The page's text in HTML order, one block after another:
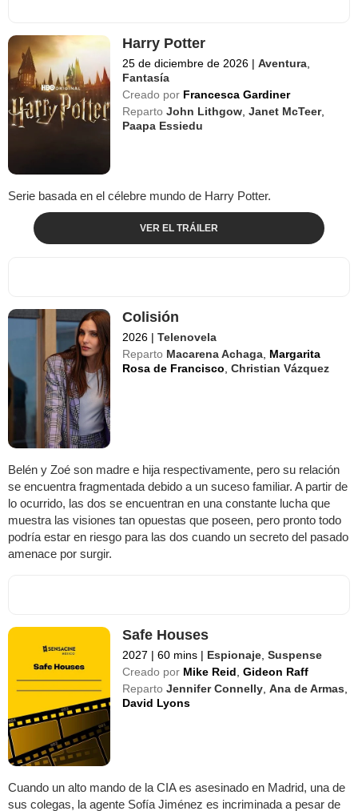
Harry Potter
25 de diciembre de 2026 | Aventura
Fantasía
Creado por Francesca Gardiner
Reparto John Lithgow ,Janet McTeer,
Paapa Essiedu
Serie basada en el célebre mundo de Harry Potter.
VER EL TRÁILER
Colisión
2026 | Telenovela
Reparto Macarena Achaga Margarita
Rosa de Francisco ,Christian Vázquez
Belén y Zoé son madre e hija respectivamente, pero su relación
se encuentra fragmentada debido a un suceso familiar. A partir de
lo ocurrido, las dos se encuentran en una constante lucha que
muestra las visiones tan opuestas que poseen, pero pronto todo
podría estar en riesgo para las dos cuando un secreto del pasado
amenace por surgir.
Safe Houses
2027 | 60 mins | Espionaje ,Suspense
Creado por Mike Reid ,Gideon Raff
Reparto Jennifer Connelly ,Ana de Armas
David Lyons
Cuando un alto mando de la CIA es asesinado en Madrid, una de
sus colegas, la agente Sofía Jiménez es incriminada a pesar de